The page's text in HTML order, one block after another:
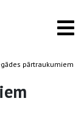
pārtraukumiem